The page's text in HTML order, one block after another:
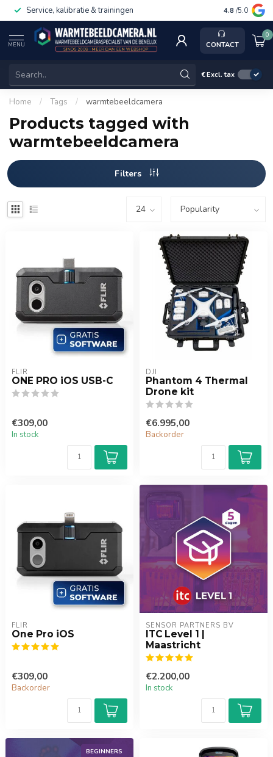
Service, kalibratie & trainingen 4.8 /5.0
MENU CONTACT
0
€Excl. tax
Home / Tags / warmtebeeldcamera
Products tagged with
warmtebeeldcamera
Filters
FLIR
ONE PRO iOS USB-C
€309,00
In stock
DJI
Phantom 4 Thermal
Drone kit
€6.995,00
Backorder
FLIR
One Pro iOS
€309,00
Backorder
SENSOR PARTNERS BV
ITC Level 1 |
Maastricht
€2.200,00
In stock
BEGINNERS